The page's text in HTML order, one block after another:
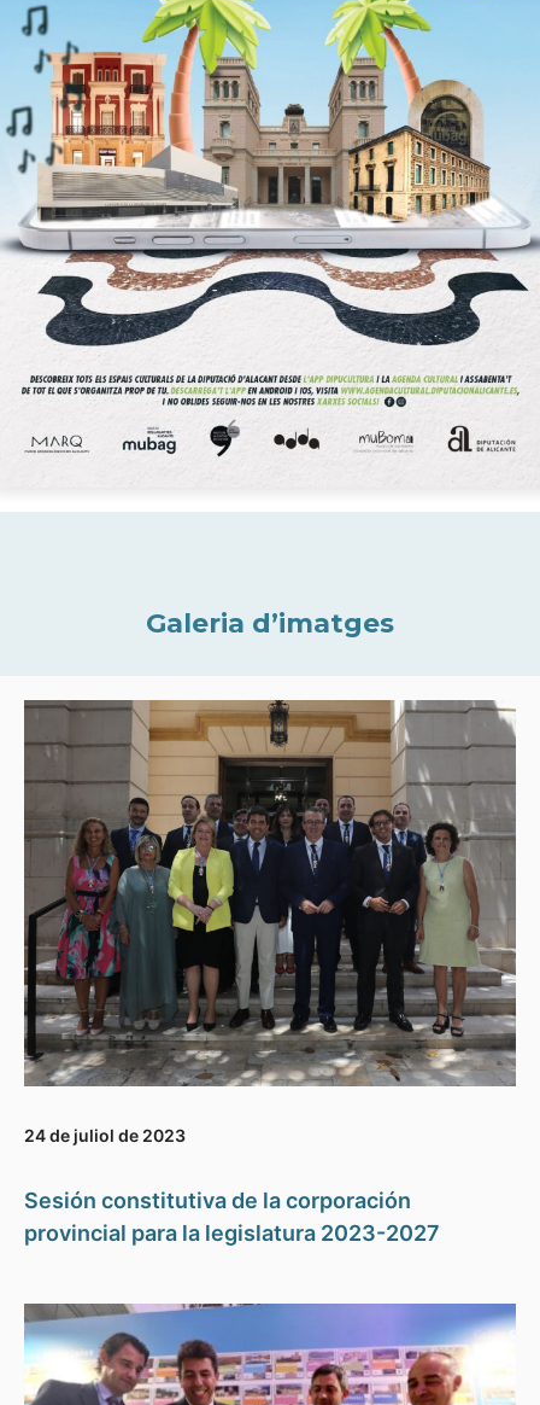
Galeria d’imatges
24 de juliol de 2023
Sesión constitutiva de la corporación
provincial para la legislatura 2023-2027